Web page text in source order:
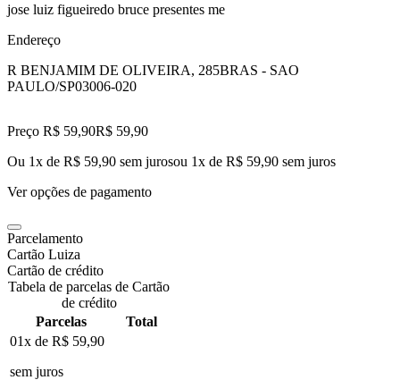
jose luiz figueiredo bruce presentes me
Endereço
R BENJAMIM DE OLIVEIRA, 285BRAS - SAO
PAULO/SP03006-020
Preço R$ 59,90R$ 59,90
Ou 1x de R$ 59,90 sem jurosou 1x de R$ 59,90 sem juros
Ver opções de pagamento
Parcelamento
Cartão Luiza
Cartão de crédito
Tabela de parcelas de Cartão
de crédito
Parcelas
Total
01x de R$ 59,90
sem juros